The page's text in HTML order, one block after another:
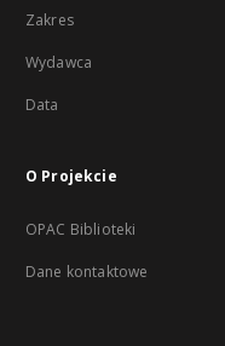
Zakres
Wydawca
Data
O Projekcie
OPAC Biblioteki
Dane kontaktowe